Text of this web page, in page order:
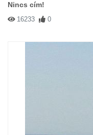
Nincs cím!
16233 0